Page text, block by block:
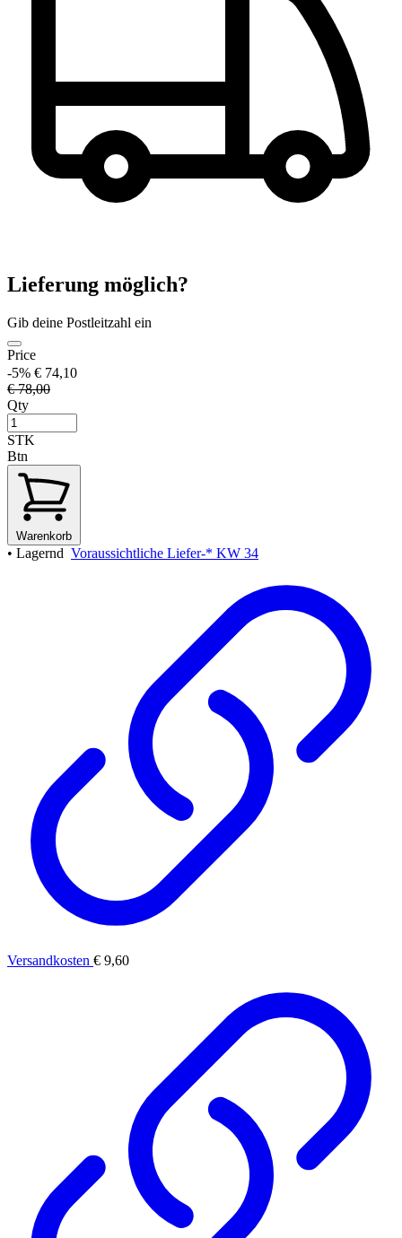
Lieferung möglich?
Gib deine Postleitzahl ein
Price
-5% € 74,10
€ 78,00
Qty
STK
Btn
Warenkorb
• Lagernd Voraussichtliche Liefer-* KW 34
Versandkosten € 9,60